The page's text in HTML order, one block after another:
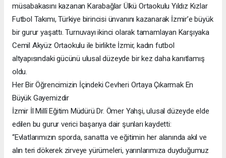
müsabakasını kazanan Karabağlar Ülkü Ortaokulu Yıldız Kızlar
Futbol Takımı, Türkiye birincisi ünvanını kazanarak İzmir’e büyük
bir gurur yaşattı. Turnuvayı ikinci olarak tamamlayan Karşıyaka
Cemil Akyüz Ortaokulu ile birlikte İzmir, kadın futbol
altyapısındaki gücünü ulusal düzeyde bir kez daha kanıtlamış
oldu.
Her Bir Öğrencimizin İçindeki Cevheri Ortaya Çıkarmak En
Büyük Gayemizdir
İzmir İl Millî Eğitim Müdürü Dr. Ömer Yahşi, ulusal düzeyde elde
edilen bu gurur verici başarıya dair şunları kaydetti:
“Evlatlarımızın sporda, sanatta ve eğitimin her alanında akıl ve
alın teri dökerek zirveye yürümeleri, yarınlarımıza duyduğumuz